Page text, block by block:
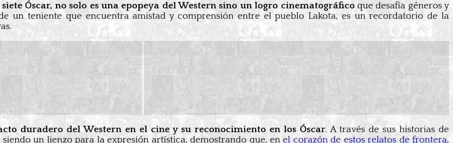
siete Óscar, no solo es una epopeya del Western sino un logro cinematográficoque desafía géneros y
un teniente que encuentra amistad y comprensión entre el pueblo Lakota, es un recordatorio de la
duradero del Western en el cine y su reconocimiento en los Óscar. A través de sus historias de
un lienzo para la expresión artística, demostrando que, enel corazón de estos relatos de frontera,